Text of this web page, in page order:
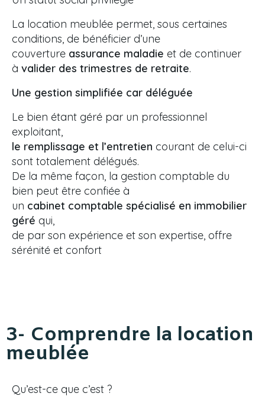
La location meublée permet, sous certaines
conditions, de bénéficier d’une
couverture assurance maladie et de continuer
à valider des trimestres de retraite.
Une gestion simplifiée car déléguée
Le bien étant géré par un professionnel
exploitant,
le remplissage et l’entretien courant de celui-ci
sont totalement délégués.
De la même façon, la gestion comptable du
bien peut être confiée à
un cabinet comptable spécialisé en immobilier
géré qui,
de par son expérience et son expertise, offre
sérénité et confort
3- Comprendre la location
meublée
Qu’est-ce que c’est ?